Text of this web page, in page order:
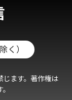
く）
じます。著作権は